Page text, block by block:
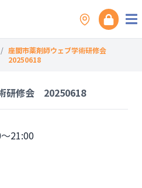
/ 座間市薬剤師ウェブ学術研修会
20250618
研修会 20250618
21:00